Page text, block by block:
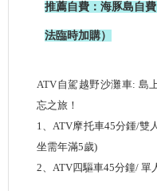
推薦自費： 海豚島自
法臨時加購）
ATV自駕越野沙灘車: 島
忘之旅！
1、ATV摩托車45分鍾/雙
坐需年滿5歲)
2、ATV四驅車45分鐘/ 單